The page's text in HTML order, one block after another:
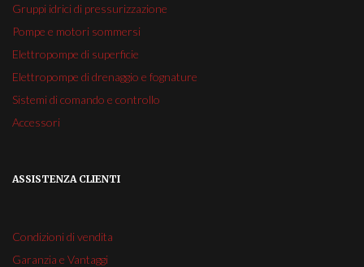
Gruppi idrici di pressurizzazione
Pompe e motori sommersi
Elettropompe di superficie
Elettropompe di drenaggio e fognature
Sistemi di comando e controllo
Accessori
ASSISTENZA CLIENTI
Condizioni di vendita
Garanzia e Vantaggi